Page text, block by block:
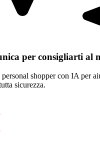
per consigliarti al
shopper con IA per
sicurezza.